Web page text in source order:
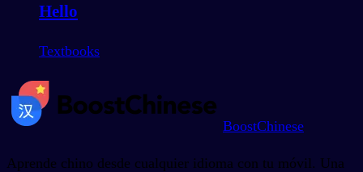
Hello
Textbooks
BoostChinese
Aprende chino desde cualquier idioma con tu móvil. Una